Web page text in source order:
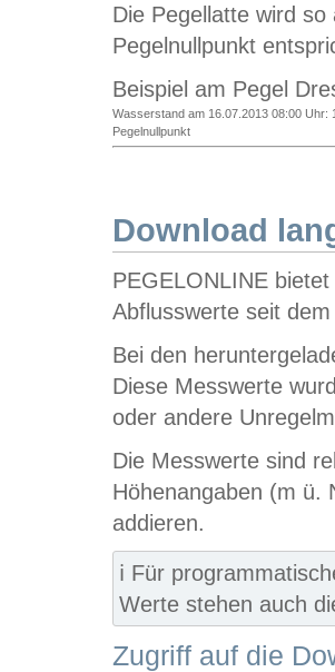
Die Pegellatte wird
Pegelnullpunkt
Beispiel am Pegel
Wasserstand am 16.07.2013 08:00 Uhr:
Pegelnullpunkt
Download
PEGELONLINE
Abflusswerte seit
Bei den
Diese Messwerte
oder andere
Die Messwerte sind
Höhenangaben (m ü.
addieren.
ℹ️ Für
Werte stehen auch
Zugriff auf die